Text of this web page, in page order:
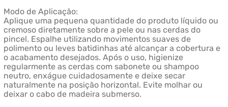
Modo de Aplicação:
Aplique uma pequena quantidade do produto líquido ou
cremoso diretamente sobre a pele ou nas cerdas do
pincel. Espalhe utilizando movimentos suaves de
polimento ou leves batidinhas até alcançar a cobertura e
o acabamento desejados. Após o uso, higienize
regularmente as cerdas com sabonete ou shampoo
neutro, enxágue cuidadosamente e deixe secar
naturalmente na posição horizontal. Evite molhar ou
deixar o cabo de madeira submerso.